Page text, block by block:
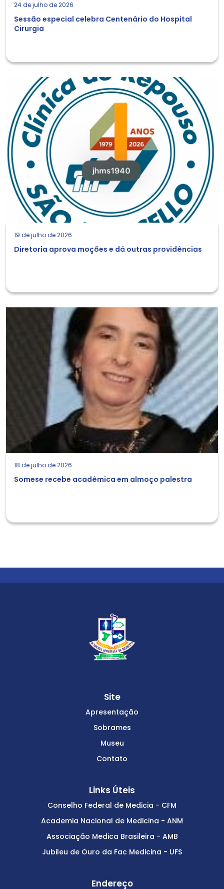
24 de julho de 2026
Sessão especial celebra Centenário do Hospital
Cirurgia
19 de julho de 2026
Diretoria aprova moções e dá outras providências
18 de julho de 2026
Somese recebe acadêmica em almoço palestra
Site
Apresentação
Sobrames
Museu
Contato
Links Úteis
Conselho Federal de Medicia - CFM
Academia Nacional de Medicina - ANM
Associação Medica Brasileira - AMB
Jubileu de Ouro da Fac Medicina - UFS
Endereço